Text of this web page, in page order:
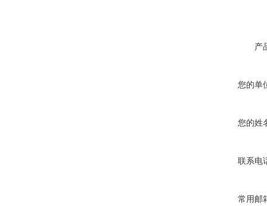
产
您的单
您的姓
联系电
常用邮